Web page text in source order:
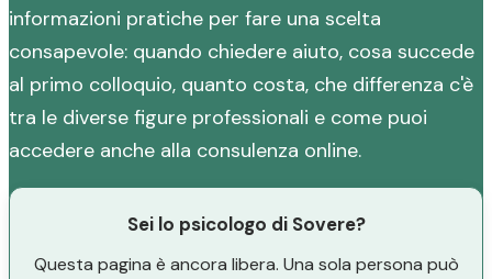
informazioni pratiche per fare una scelta
consapevole: quando chiedere aiuto, cosa succede
al primo colloquio, quanto costa, che differenza c'è
tra le diverse figure professionali e come puoi
accedere anche alla consulenza online.
Sei lo psicologo di Sovere?
Questa pagina è ancora libera. Una sola persona può